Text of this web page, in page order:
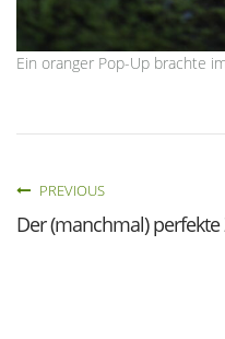
Ein oranger Pop-Up brachte
PREVIOUS
Der (manchmal) perfekte